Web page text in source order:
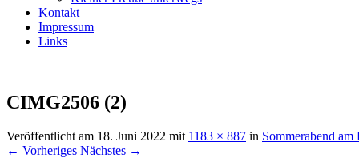
Kontakt
Impressum
Links
CIMG2506 (2)
Veröffentlicht am 18. Juni 2022 mit 1183 × 887 in Sommerabend am
← Vorheriges Nächstes →